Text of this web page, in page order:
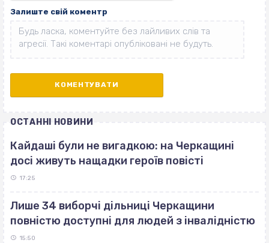
Залиште свій коментр
ОСТАННІ НОВИНИ
Кайдаші були не вигадкою: на Черкащині
досі живуть нащадки героїв повісті
17:25
Лише 34 виборчі дільниці Черкащини
повністю доступні для людей з інвалідністю
15:50